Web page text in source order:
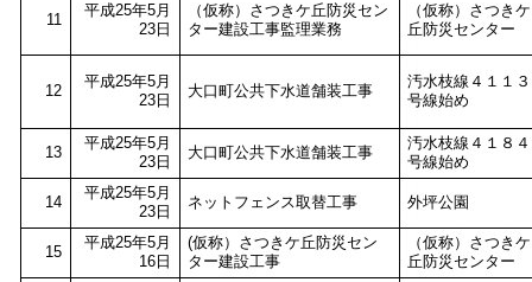
11
平成25年5月
23日
（仮称）さつきケ丘防災セン
ター建設工事監理業務
（仮称）さつきケ
丘防災センター
12
平成25年5月
23日
大口町公共下水道舗装工事
汚水枝線４１１３
号線始め
13
平成25年5月
23日
大口町公共下水道舗装工事
汚水枝線４１８４
号線始め
14
平成25年5月
23日
ネットフェンス取替工事 外坪公園
15
平成25年5月
16日
(仮称）さつきケ丘防災セン
ター建設工事
（仮称）さつきケ
丘防災センター